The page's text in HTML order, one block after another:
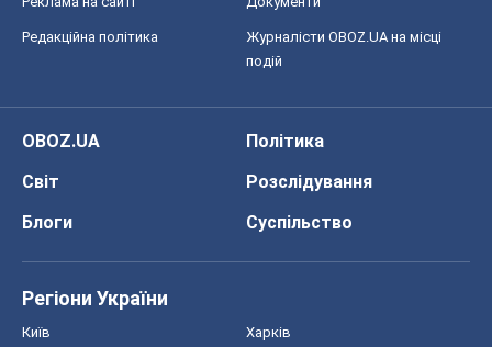
Редакційна політика
Журналісти OBOZ.UA на місці
подій
OBOZ.UA
Політика
Світ
Розслідування
Блоги
Суспільство
Регіони України
Київ Харків